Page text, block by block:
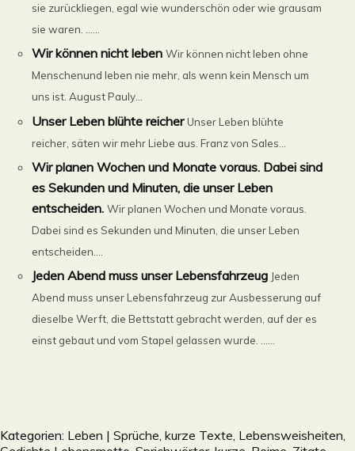
sie zurückliegen, egal wie wunderschön oder wie grausam
sie waren. ......
Wir können nicht leben Wir können nicht leben ohne
Menschenund leben nie mehr, als wenn kein Mensch um
uns ist. August Pauly...
Unser Leben blühte reicher Unser Leben blühte
reicher, säten wir mehr Liebe aus. Franz von Sales...
Wir planen Wochen und Monate voraus. Dabei sind
es Sekunden und Minuten, die unser Leben
entscheiden. Wir planen Wochen und Monate voraus.
Dabei sind es Sekunden und Minuten, die unser Leben
entscheiden....
Jeden Abend muss unser Lebensfahrzeug Jeden
Abend muss unser Lebensfahrzeug zur Ausbesserung auf
dieselbe Werft, die Bettstatt gebracht werden, auf der es
einst gebaut und vom Stapel gelassen wurde. ......
Kategorien: Leben | Sprüche, kurze Texte, Lebensweisheiten,